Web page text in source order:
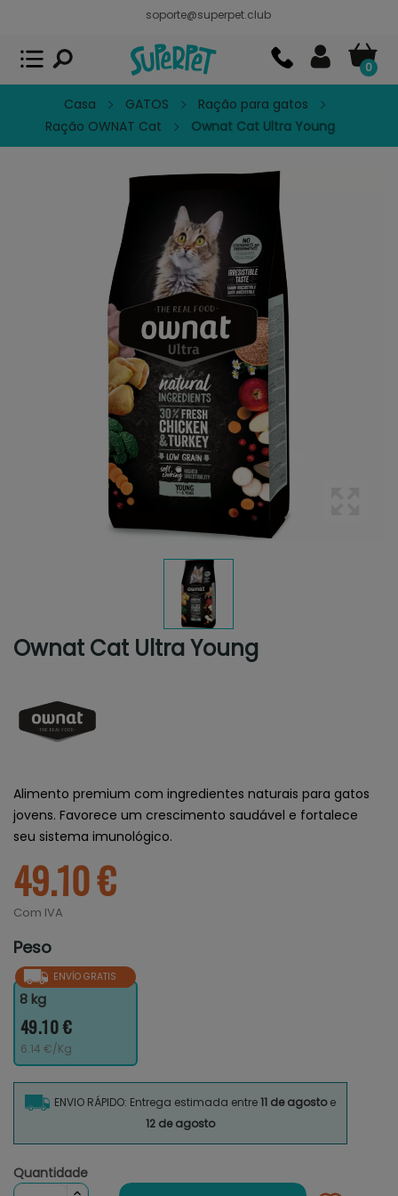
soporte@superpet.club
0
Casa GATOS
Ração para gatos
Ração OWNAT Cat
Ownat Cat Ultra Young
Ownat Cat Ultra Young
Alimento premium com ingredientes naturais para gatos
jovens. Favorece um crescimento saudável e fortalece
seu sistema imunológico.
49.10 €
Com IVA
Peso
ENVÍO GRATIS
8 kg
49.10 €
6.14 €/Kg
ENVIO RÁPIDO: Entrega estimada entre11 de agostoe
12 de agosto
Quantidade
Superpet, comida para mascotas
APP GRATIS - En Google Play